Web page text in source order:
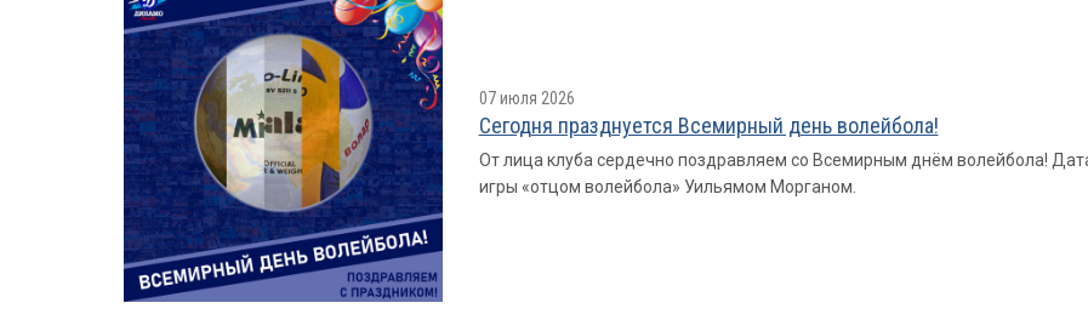
07 июля 2026
Сегодня празднуется Всемирный день волейбола!
От лица клуба сердечно поздравляем со Всемирным днём волейбола!
игры «отцом волейбола» Уильямом Морганом.